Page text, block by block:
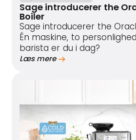
Sage introducerer the
Boiler
Sage introducerer the
Én maskine, to
barista er du i dag?
Læs mere